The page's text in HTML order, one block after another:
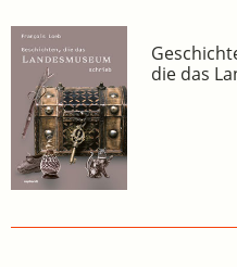
die das